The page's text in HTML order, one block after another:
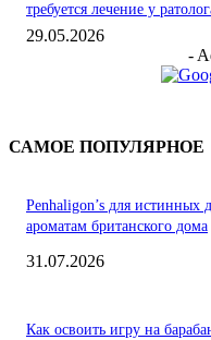
требуется лечение у
29.05.2026
-
САМОЕ ПОПУЛЯРНОЕ
Penhaligon’s для
ароматам британского дома
31.07.2026
Как освоить игру на